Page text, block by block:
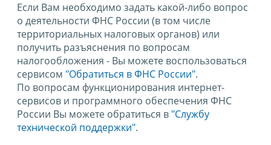
Если Вам необходимо задать какой-либо вопрос
о деятельности ФНС России (в том числе
территориальных налоговых органов) или
получить разъяснения по вопросам
налогообложения - Вы можете воспользоваться
сервисом "Обратиться в ФНС России".
По вопросам функционирования интернет-
сервисов и программного обеспечения ФНС
России Вы можете обратиться в "Службу
технической поддержки".